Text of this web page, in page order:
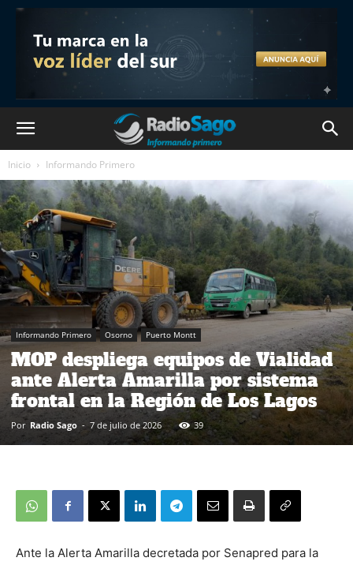
Inicio Informando Primero
Informando Primero Osorno Puerto Montt
MOP despliega equipos de Vialidad
ante Alerta Amarilla por sistema
frontal en la Región de Los Lagos
Por Radio Sago - 7 de julio de 2026 39
Ante la Alerta Amarilla decretada por Senapred para la